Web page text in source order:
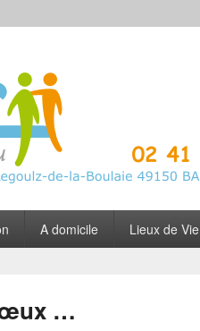
Est Anjou
A domicile Lieux de Vie
…